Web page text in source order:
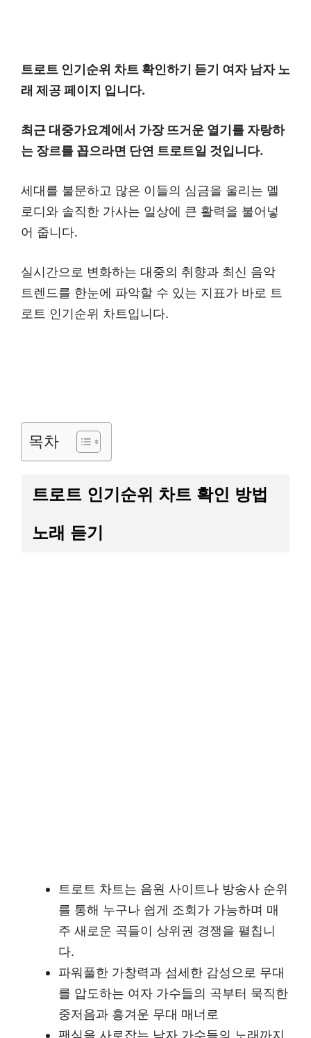
트로트 인기순위 차트 확인하기 듣기 여자 남자 노
래 제공 페이지 입니다.
최근 대중가요계에서 가장 뜨거운 열기를 자랑하
는 장르를 꼽으라면 단연 트로트일 것입니다.
세대를 불문하고 많은 이들의 심금을 울리는 멜
로디와 솔직한 가사는 일상에 큰 활력을 불어넣
어 줍니다.
실시간으로 변화하는 대중의 취향과 최신 음악
트렌드를 한눈에 파악할 수 있는 지표가 바로 트
로트 인기순위 차트입니다.
목차
트로트 인기순위 차트 확인 방법
노래 듣기
트로트 차트는 음원 사이트나 방송사 순위
를 통해 누구나 쉽게 조회가 가능하며 매
주 새로운 곡들이 상위권 경쟁을 펼칩니
다.
파워풀한 가창력과 섬세한 감성으로 무대
를 압도하는 여자 가수들의 곡부터 묵직한
중저음과 흥겨운 무대 매너로
팬심을 사로잡는 남자 가수들의 노래까지